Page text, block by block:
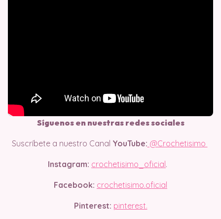
Síguenos en nuestras redes sociales
Suscríbete a nuestro Canal YouTube: @Crochetisimo
Instagram: crochetisimo_oficial .
Facebook: crochetisimo.oficial
Pinterest: pinterest.